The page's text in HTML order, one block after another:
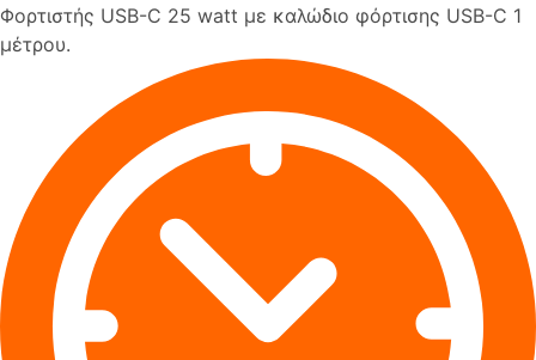
Φορτιστής USB-C 25 watt με καλώδιο φόρτισης USB-C 1
μέτρου.